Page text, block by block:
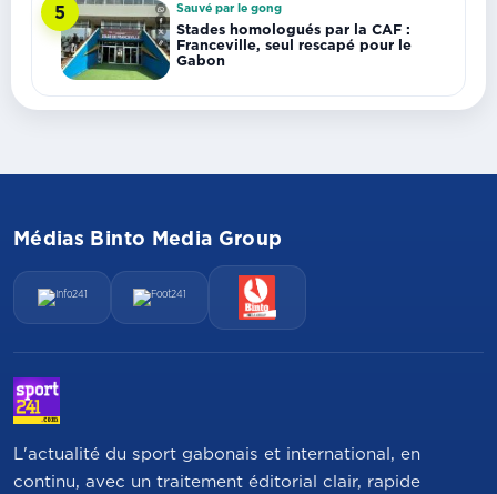
5 Sauvé par le gong
Stades homologués par la CAF :
Franceville, seul rescapé pour le
Gabon
Médias Binto Media Group
L'actualité du sport gabonais et international, en
continu, avec un traitement éditorial clair, rapide